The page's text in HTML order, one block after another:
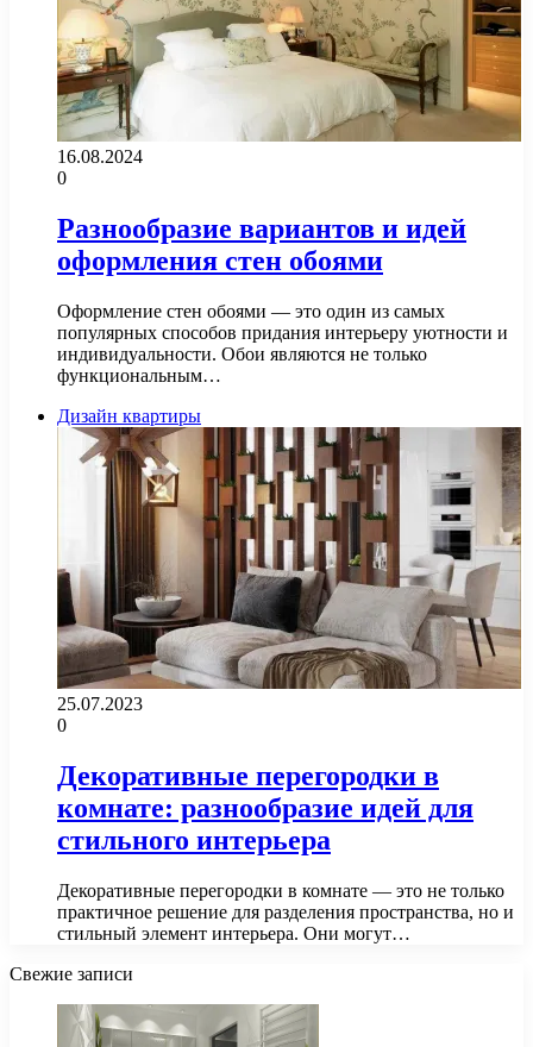
16.08.2024
0
Разнообразие вариантов и идей
оформления стен обоями
Оформление стен обоями — это один из самых
популярных способов придания интерьеру уютности и
индивидуальности. Обои являются не только
функциональным…
Дизайн квартиры
25.07.2023
0
Декоративные перегородки в
комнате: разнообразие идей для
стильного интерьера
Декоративные перегородки в комнате — это не только
практичное решение для разделения пространства, но и
стильный элемент интерьера. Они могут…
Свежие записи